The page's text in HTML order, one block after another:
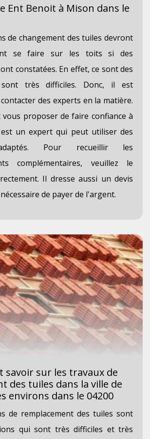
Ent Benoit à Mison dans le
de changement des tuiles devront
se faire sur les toits si des
constatées. En effet, ce sont des
très difficiles. Donc, il est
des experts en la matière.
proposer de faire confiance à
un expert qui peut utiliser des
Pour recueillir les
complémentaires, veuillez le
Il dresse aussi un devis
de payer de l'argent.
savoir sur les travaux de
des tuiles dans la ville de
environs dans le 04200
de remplacement des tuiles sont
qui sont très difficiles et très